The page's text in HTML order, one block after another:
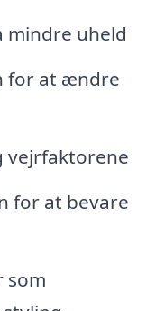
mindre uheld
for at ændre
vejrfaktorene
for at bevare
som